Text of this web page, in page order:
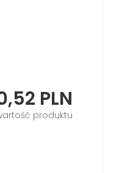
PLN
produktu